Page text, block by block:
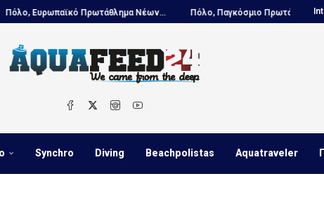
Πρωτάθλημα Νέων... Πόλο, Παγκόσμιο Πρωτάθλημα Παίδων...
Synchro Diving Beachpolistas Aquatraveler